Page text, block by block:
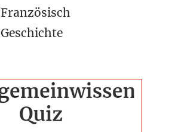
Französisch
Geschichte